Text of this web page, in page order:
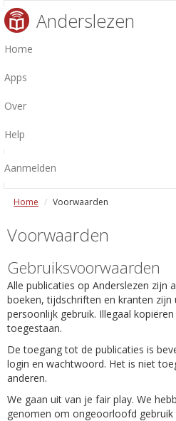
Anderslezen
Home
Apps
Over
Help
Aanmelden
Home Voorwaarden
Voorwaarden
Gebruiksvoorwaarden
Alle publicaties op Anderslezen zijn
boeken, tijdschriften en kranten
persoonlijk gebruik. Illegaal
toegestaan.
De toegang tot de publicaties is
login en wachtwoord. Het is niet
anderen.
We gaan uit van je fair play. We
genomen om ongeoorloofd